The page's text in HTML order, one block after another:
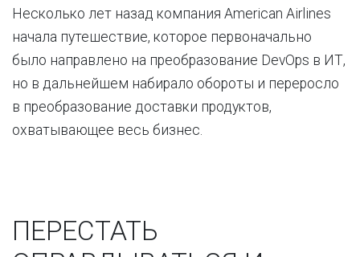
Несколько лет назад компания American Airlines
начала путешествие, которое первоначально
было направлено на преобразование DevOps в ИТ,
но в дальнейшем набирало обороты и переросло
в преобразование доставки продуктов,
охватывающее весь бизнес.
ПЕРЕСТАТЬ